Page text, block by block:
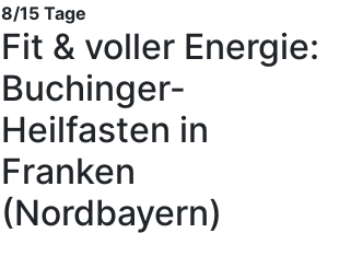
8/15 Tage
Fit & voller Energie:
Buchinger-
Heilfasten in
Franken
(Nordbayern)